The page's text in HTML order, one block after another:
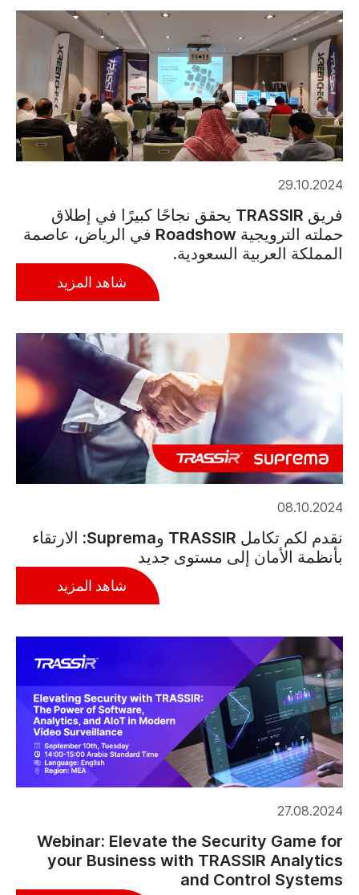
29.10.2024
فريق TRASSIR يحقق نجاحًا كبيرًا في إطلاق
حملته الترويجية Roadshow في الرياض، عاصمة
المملكة العربية السعودية.
شاهد المزيد
08.10.2024
نقدم لكم تكامل TRASSIR وSuprema: الارتقاء
بأنظمة الأمان إلى مستوى جديد
شاهد المزيد
27.08.2024
Webinar: Elevate the Security Game for
your Business with TRASSIR Analytics
and Control Systems